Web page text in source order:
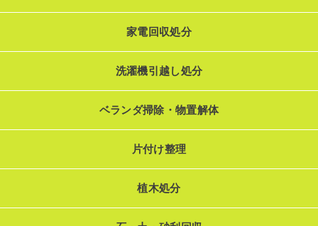
家電回収処分
洗濯機引越し処分
ベランダ掃除・物置解体
片付け整理
植木処分